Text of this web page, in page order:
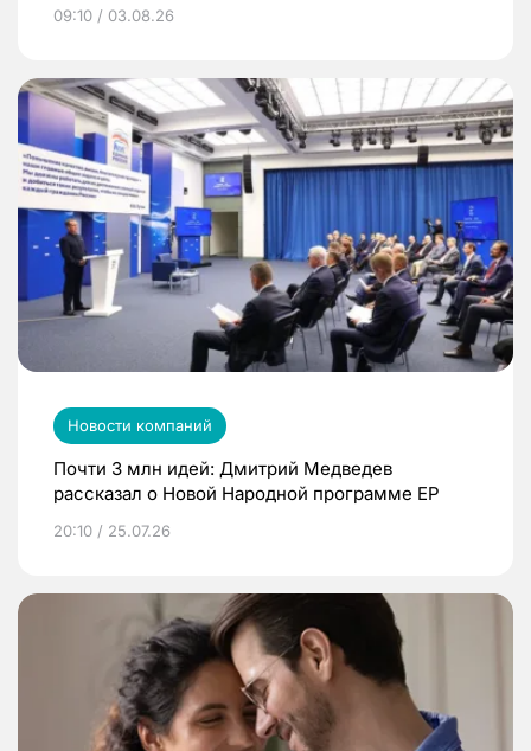
09:10 / 03.08.26
Новости компаний
Почти 3 млн идей: Дмитрий Медведев
рассказал о Новой Народной программе ЕР
20:10 / 25.07.26